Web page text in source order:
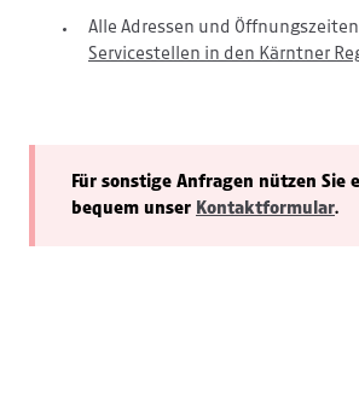
Alle Adressen und
Servicestellen in den Kärntner
Für sonstige Anfragen nützen Sie
bequem unser Kontaktformular.